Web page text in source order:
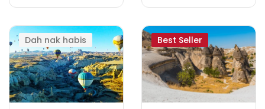
Dah nak habis Best Seller